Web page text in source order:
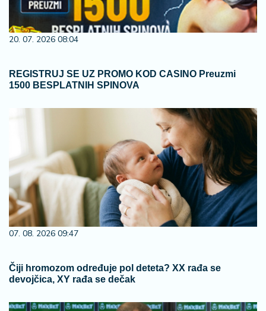
20. 07. 2026 08:04
REGISTRUJ SE UZ PROMO KOD CASINO Preuzmi
1500 BESPLATNIH SPINOVA
07. 08. 2026 09:47
Čiji hromozom određuje pol deteta? XX rađa se
devojčica, XY rađa se dečak